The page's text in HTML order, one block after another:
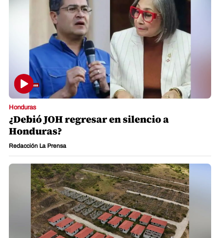
Honduras
¿Debió JOH regresar en silencio a
Honduras?
Redacción La Prensa